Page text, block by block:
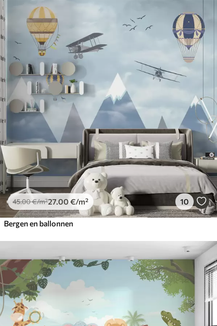
45.00€/m²27 .00 €/m² 10
Bergen en ballonnen